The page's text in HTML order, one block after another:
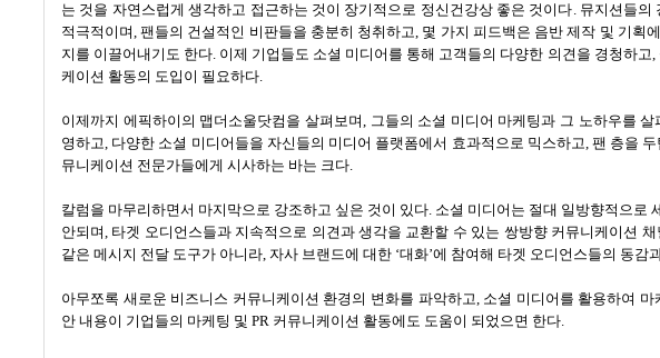
는 것을 자연스럽게 생각하고 접근하는 것이 장기적으로 정신건강상 좋은 것이다. 뮤지션들의
적극적이며,팬들의 건설적인 비판들을 충분히 청취하고, 몇 가지 피드백은 음반 제작 및 기획
지를 이끌어내기도 한다. 이제 기업들도 소셜 미디어를 통해 고객들의 다양한 의견을 경청하고,
케이션 활동의 도입이 필요하다.
이제까지 에픽하이의 맵더소울닷컴을 살펴보며, 그들의 소셜 미디어 마케팅과 그 노하우를 살
영하고, 다양한 소셜 미디어들을 자신들의 미디어 플랫폼에서 효과적으로 믹스하고,팬 층을
뮤니케이션 전문가들에게 시사하는 바는 크다.
칼럼을 마무리하면서 마지막으로 강조하고 싶은 것이 있다. 소셜 미디어는 절대 일방향적으로
안되며, 타겟 오디언스들과 지속적으로 의견과 생각을 교환할 수 있는 쌍방향 커뮤니케이션
같은 메시지 전달 도구가 아니라, 자사 브랜드에 대한 ‘대화’에 참여해 타겟 오디언스들의 동감
아무쪼록 새로운 비즈니스 커뮤니케이션 환경의 변화를 파악하고, 소셜 미디어를 활용하여
안 내용이 기업들의 마케팅 및 PR 커뮤니케이션 활동에도 도움이 되었으면 한다.